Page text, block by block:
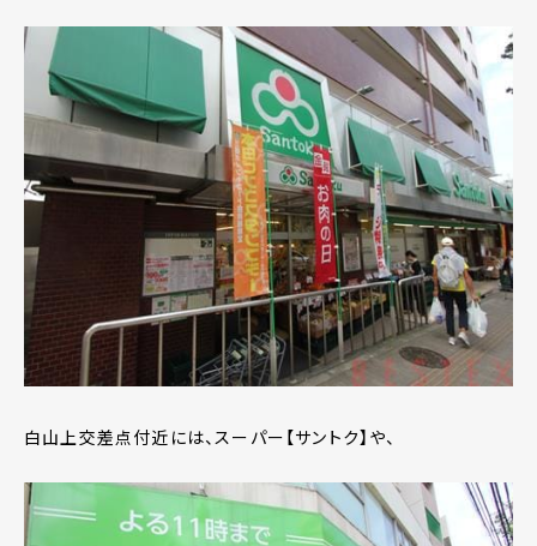
白山上交差点付近には、スーパー【サントク】や、